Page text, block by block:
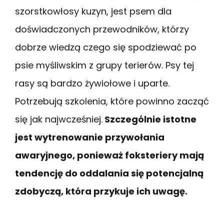
szorstkowłosy kuzyn, jest psem dla
doświadczonych przewodników, którzy
dobrze wiedzą czego się spodziewać po
psie myśliwskim z grupy terierów. Psy tej
rasy są bardzo żywiołowe i uparte.
Potrzebują szkolenia, które powinno zacząć
się jak najwcześniej. Szczególnie istotne
jest wytrenowanie przywołania
awaryjnego, ponieważ foksteriery mają
tendencję do oddalania się potencjalną
zdobyczą, która przykuje ich uwagę.